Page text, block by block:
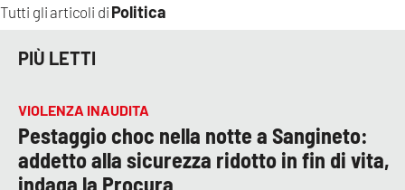
Tutti gli articoli di Politica
PIÙ LETTI
VIOLENZA INAUDITA
Pestaggio choc nella notte a Sangineto:
addetto alla sicurezza ridotto in fin di vita,
indaga la Procura